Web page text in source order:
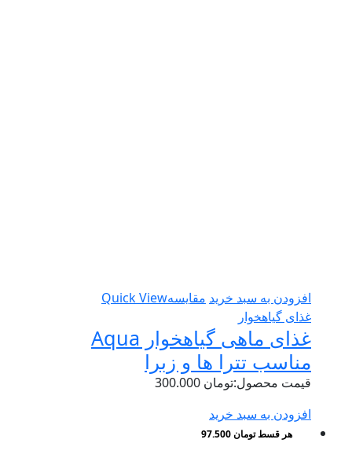
افزودن به سبد خرید مقایسهQuick View
غذای گیاهخوار
غذای ماهی گیاهخوار Aqua
مناسب تترا ها و زبرا
قیمت محصول:تومان
افزودن به سبد خرید
هر قسطتومان